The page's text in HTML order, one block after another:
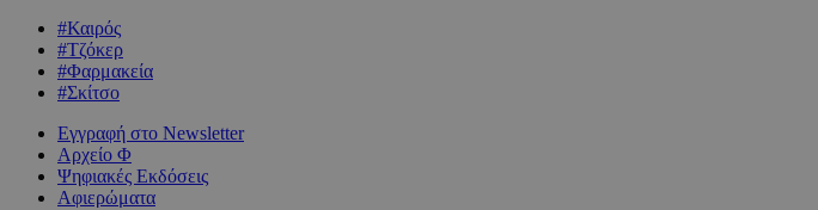
#Καιρός
#Τζόκερ
#Φαρμακεία
#Σκίτσο
Εγγραφή στο Newsletter
Αρχείο Φ
Ψηφιακές Εκδόσεις
Αφιερώματα